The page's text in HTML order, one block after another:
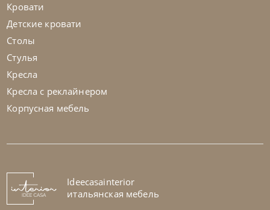
Диван Megan
На заказ 45-90 дн
Кровати
Детские кровати
Столы
Стулья
Кресла
Кресла с реклайнером
Корпусная мебель
Ideecasainterior
итальянская мебель